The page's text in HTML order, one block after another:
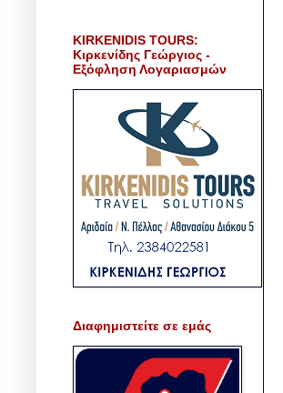
KIRKENIDIS TOURS:
Κιρκενίδης Γεώργιος -
Εξόφληση Λογαριασμών
Διαφημιστείτε σε εμάς